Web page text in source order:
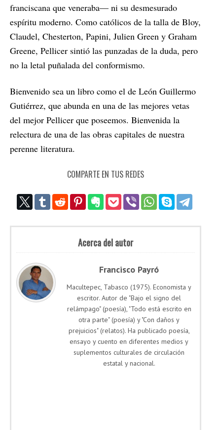
franciscana que veneraba— ni su desmesurado
espíritu moderno. Como católicos de la talla de Bloy,
Claudel, Chesterton, Papini, Julien Green y Graham
Greene, Pellicer sintió las punzadas de la duda, pero
no la letal puñalada del conformismo.
Bienvenido sea un libro como el de León Guillermo
Gutiérrez, que abunda en una de las mejores vetas
del mejor Pellicer que poseemos. Bienvenida la
relectura de una de las obras capitales de nuestra
perenne literatura.
COMPARTE EN TUS REDES
Acerca del autor
Francisco Payró
Macultepec, Tabasco (1975). Economista y
escritor. Autor de "Bajo el signo del
relámpago" (poesía), "Todo está escrito en
otra parte" (poesía) y "Con daños y
prejuicios" (relatos). Ha publicado poesía,
ensayo y cuento en diferentes medios y
suplementos culturales de circulación
estatal y nacional.